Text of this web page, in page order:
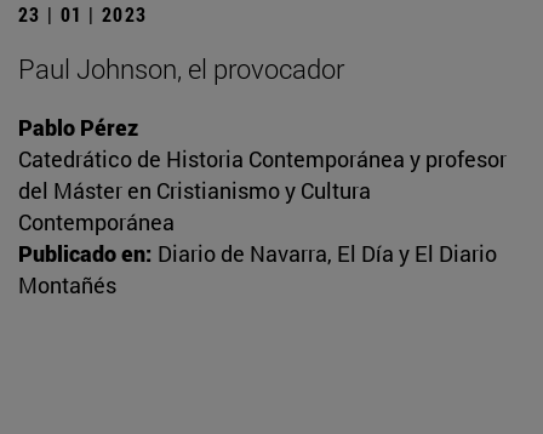
23 | 01 | 2023
Paul Johnson, el provocador
Pablo Pérez
Catedrático de Historia Contemporánea y profesor
del Máster en Cristianismo y Cultura
Contemporánea
Publicado en: Diario de Navarra, El Día y El Diario
Montañés